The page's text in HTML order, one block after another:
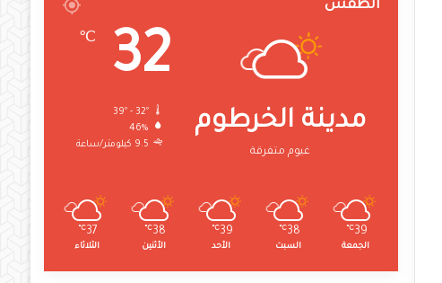
الطقس
مدينة الخرطوم
غيوم متفرقة
32
℃
39º - 32º
46%
9.5 كيلومتر/ساعة
39
℃
الجمعة
38
℃
السبت
39
℃
الأحد
38
℃
الأثنين
37
℃
الثلاثاء